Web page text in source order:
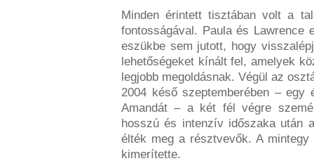
Minden érintett tisztában volt a
fontosságával. Paula és Lawrence
eszükbe sem jutott, hogy
lehetőségeket kínált fel, amelyek
legjobb megoldásnak. Végül az
2004 késő szeptemberében – egy
Amandát – a két fél végre
hosszú és intenzív időszaka után
élték meg a résztvevők. A
kimerítette.